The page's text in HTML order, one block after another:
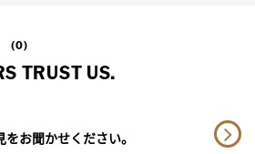
(0)
TRUST US.
をお聞かせください。